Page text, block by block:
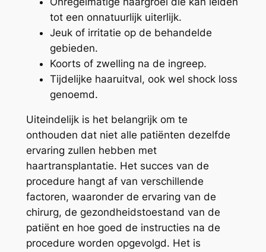
tot een onnatuurlijk uiterlijk.
Jeuk of irritatie op de behandelde
gebieden.
Koorts of zwelling na de ingreep.
Tijdelijke haaruitval, ook wel shock loss
genoemd.
Uiteindelijk is het belangrijk om te
onthouden dat niet alle patiënten dezelfde
ervaring zullen hebben met
haartransplantatie. Het succes van de
procedure hangt af van verschillende
factoren, waaronder de ervaring van de
chirurg, de gezondheidstoestand van de
patiënt en hoe goed de instructies na de
procedure worden opgevolgd. Het is